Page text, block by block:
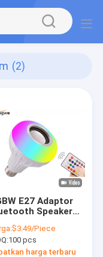
(2)
E27 Adaptor
Speaker
$3.49/Piece
100 pcs
harga terbaru